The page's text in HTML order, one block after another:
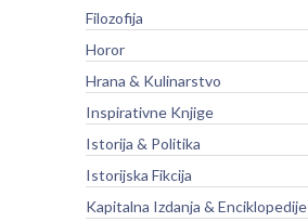
Filozofija
Horor
Hrana & Kulinarstvo
Inspirativne Knjige
Istorija & Politika
Istorijska Fikcija
Kapitalna Izdanja & Enciklopedije